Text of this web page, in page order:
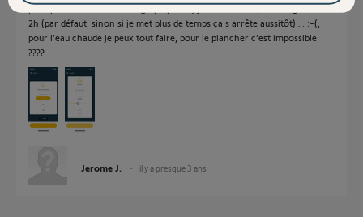
peux pas allumer le chauffage (cf photo) juste chauffer par dérogation de
2h (par défaut, sinon si je met plus de temps ça s arrête aussitôt)…. :-(,
pour l’eau chaude je peux tout faire, pour le plancher c’est impossible
????
Jerome J. il y a presque 3 ans